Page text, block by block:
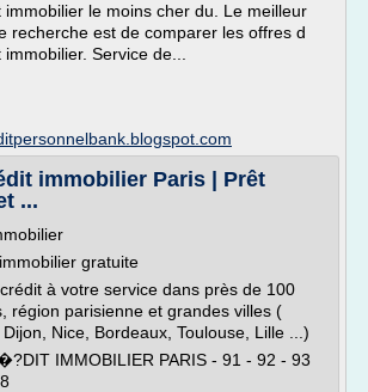
immobilier le moins cher du. Le meilleur
recherche est de comparer les offres d
Service de...
immobilier Paris | Prêt
...
gratuite
à votre service dans près de 100
région parisienne et grandes villes (
Nice, Bordeaux, Toulouse, Lille ...)
IMMOBILIER PARIS - 91 - 92 - 93